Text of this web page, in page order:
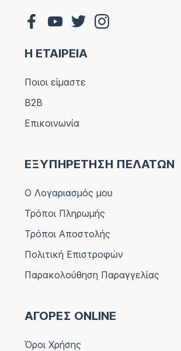
Η ΕΤΑΙΡΕΙΑ
Ποιοι είμαστε
B2B
Επικοινωνία
ΕΞΥΠΗΡΕΤΗΣΗ ΠΕΛΑΤΩΝ
Ο Λογαριασμός μου
Τρόποι Πληρωμής
Τρόποι Αποστολής
Πολιτική Επιστροφών
Παρακολούθηση Παραγγελίας
ΑΓΟΡΕΣ ONLINE
Όροι Χρήσης